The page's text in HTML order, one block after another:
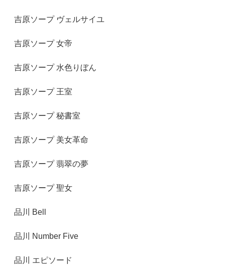
吉原ソープ ヴェルサイユ
吉原ソープ 女帝
吉原ソープ 水色りぼん
吉原ソープ 王室
吉原ソープ 秘書室
吉原ソープ 美女革命
吉原ソープ 翡翠の夢
吉原ソープ 聖女
品川 Bell
品川 Number Five
品川 エピソード